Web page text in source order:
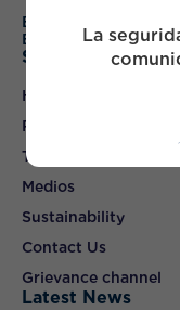
La
English
Español
Sitemap
Home
Portfolio
Team
Medios
Sustainability
Contact Us
Grievance channel
Latest News